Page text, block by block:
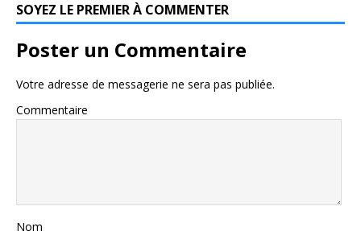
SOYEZ LE PREMIER À COMMENTER
Poster un Commentaire
Votre adresse de messagerie ne sera pas publiée.
Commentaire
Nom